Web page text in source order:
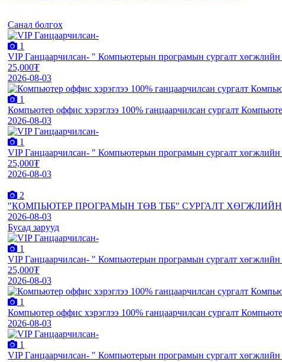
Санал болгох
1
VIP Ганцаарчилсан- " Компьютерын програмын сургалт
25,000₮
2026-08-03
1
Компьютер оффис хэрэглээ 100% ганцаарчилсан сургалт
2026-08-03
1
VIP Ганцаарчилсан- " Компьютерын програмын сургалт
25,000₮
2026-08-03
2
"КОМПЬЮТЕР ПРОГРАМЫН ТӨВ ТББ" СУРГАЛТ
2026-08-03
Бусад зарууд
1
VIP Ганцаарчилсан- " Компьютерын програмын сургалт
25,000₮
2026-08-03
1
Компьютер оффис хэрэглээ 100% ганцаарчилсан сургалт
2026-08-03
1
VIP Ганцаарчилсан- " Компьютерын програмын сургалт